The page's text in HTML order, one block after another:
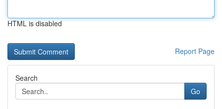
HTML is disabled
Report Page
Search
Go